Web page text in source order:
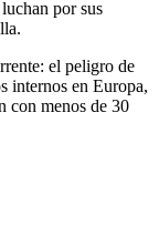
por sus
el peligro de
internos en Europa,
con menos de 30